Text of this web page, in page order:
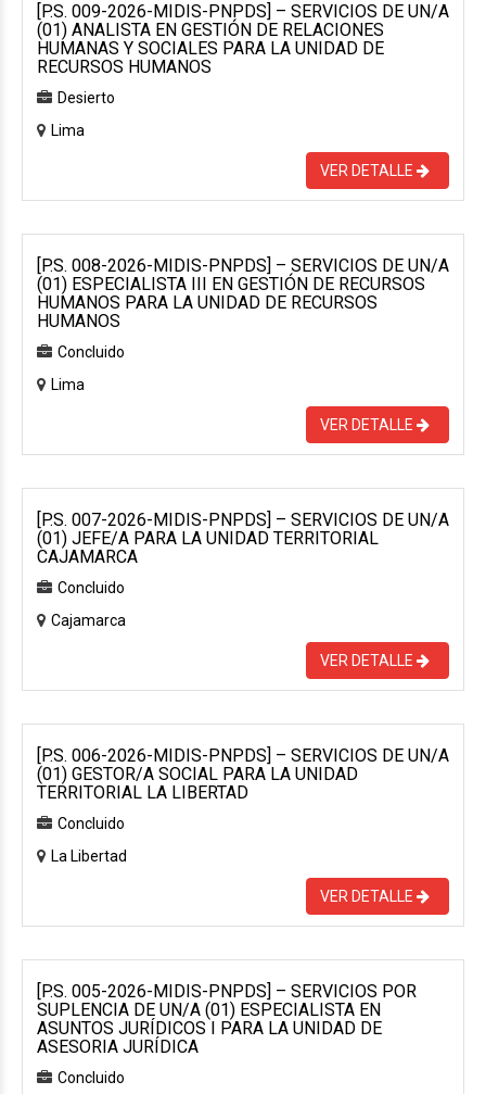
[P.S. 009-2026-MIDIS-PNPDS] – SERVICIOS DE UN/A
(01) ANALISTA EN GESTIÓN DE RELACIONES
HUMANAS Y SOCIALES PARA LA UNIDAD DE
RECURSOS HUMANOS
Desierto
Lima
VER DETALLE
[P.S. 008-2026-MIDIS-PNPDS] – SERVICIOS DE UN/A
(01) ESPECIALISTA III EN GESTIÓN DE RECURSOS
HUMANOS PARA LA UNIDAD DE RECURSOS
HUMANOS
Concluido
Lima
VER DETALLE
[P.S. 007-2026-MIDIS-PNPDS] – SERVICIOS DE UN/A
(01) JEFE/A PARA LA UNIDAD TERRITORIAL
CAJAMARCA
Concluido
Cajamarca
VER DETALLE
[P.S. 006-2026-MIDIS-PNPDS] – SERVICIOS DE UN/A
(01) GESTOR/A SOCIAL PARA LA UNIDAD
TERRITORIAL LA LIBERTAD
Concluido
La Libertad
VER DETALLE
[P.S. 005-2026-MIDIS-PNPDS] – SERVICIOS POR
SUPLENCIA DE UN/A (01) ESPECIALISTA EN
ASUNTOS JURÍDICOS I PARA LA UNIDAD DE
ASESORIA JURÍDICA
Concluido